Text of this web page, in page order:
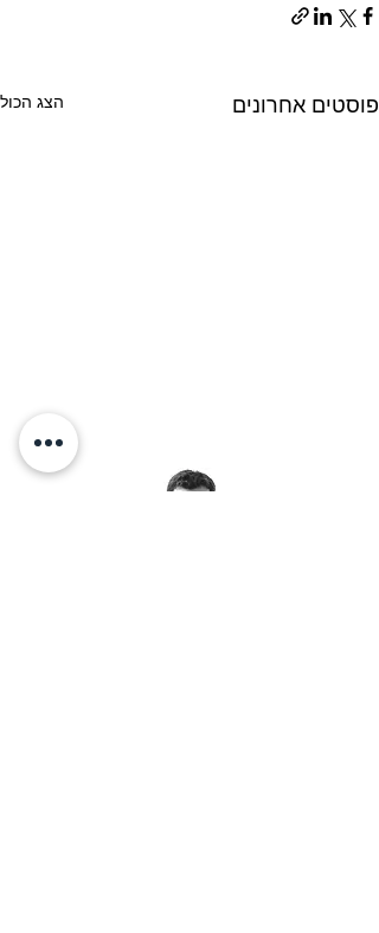
פוסטים אחרונים הצג הכול